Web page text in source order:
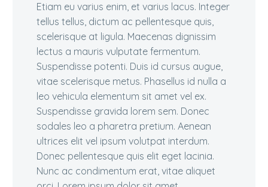
Etiam eu varius enim, et varius lacus. Integer
tellus tellus, dictum ac pellentesque quis,
scelerisque at ligula. Maecenas dignissim
lectus a mauris vulputate fermentum.
Suspendisse potenti. Duis id cursus augue,
vitae scelerisque metus. Phasellus id nulla a
leo vehicula elementum sit amet vel ex.
Suspendisse gravida lorem sem. Donec
sodales leo a pharetra pretium. Aenean
ultrices elit vel ipsum volutpat interdum.
Donec pellentesque quis elit eget lacinia.
Nunc ac condimentum erat, vitae aliquet